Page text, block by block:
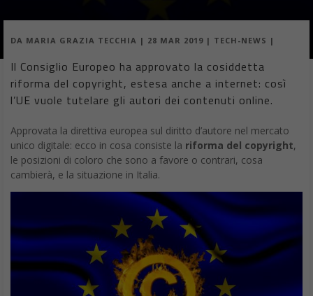
DA MARIA GRAZIA TECCHIA | 28 MAR 2019 | TECH-NEWS |
Il Consiglio Europeo ha approvato la cosiddetta
riforma del copyright, estesa anche a internet: così
l’UE vuole tutelare gli autori dei contenuti online.
Approvata la direttiva europea sul diritto d’autore nel mercato
unico digitale: ecco in cosa consiste la riforma del copyright,
le posizioni di coloro che sono a favore o contrari, cosa
cambierà, e la situazione in Italia.